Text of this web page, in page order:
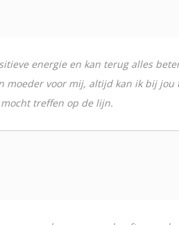
energie en kan terug alles
moeder voor mij, altijd kan ik bij
treffen op de lijn.